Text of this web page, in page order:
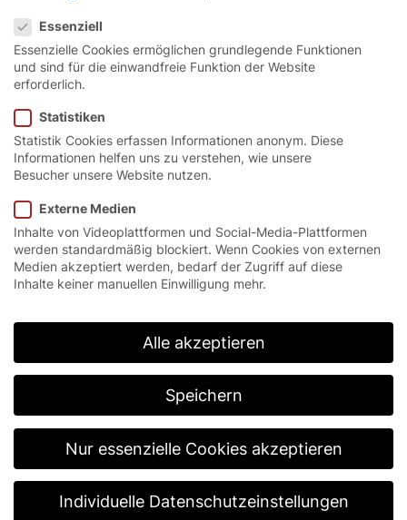
Die Revolution
der
an Flughäfen
Innovative Fördertechnik und sichere
Essenziell
Essenzielle Cookies ermöglichen grundlegende Funktionen
und sind für die einwandfreie Funktion der Website
erforderlich.
Statistiken
Statistik Cookies erfassen Informationen anonym. Diese
Informationen helfen uns zu verstehen, wie unsere
Besucher unsere Website nutzen.
Externe Medien
Inhalte von Videoplattformen und Social-Media-Plattformen
werden standardmäßig blockiert. Wenn Cookies von externen
Medien akzeptiert werden, bedarf der Zugriff auf diese
Inhalte keiner manuellen Einwilligung mehr.
Alle akzeptieren
Speichern
Nur essenzielle Cookies akzeptieren
Individuelle Datenschutzeinstellungen